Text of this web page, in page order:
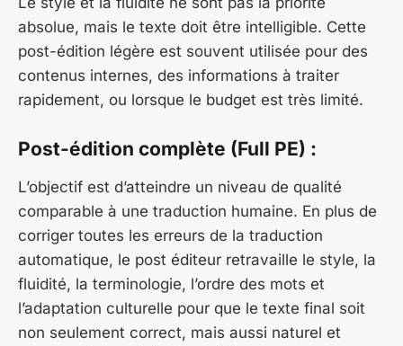
absolue, mais le texte doit être intelligible. Cette
post-édition légère est souvent utilisée pour des
contenus internes, des informations à traiter
rapidement, ou lorsque le budget est très limité.
Post-édition complète (Full PE) :
L’objectif est d’atteindre un niveau de qualité
comparable à une traduction humaine. En plus de
corriger toutes les erreurs de la traduction
automatique, le post éditeur retravaille le style, la
fluidité, la terminologie, l’ordre des mots et
l’adaptation culturelle pour que le texte final soit
non seulement correct, mais aussi naturel et